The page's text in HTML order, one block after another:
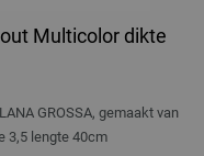
Multicolor dikte
GROSSA, gemaakt van
3,5 lengte 40cm